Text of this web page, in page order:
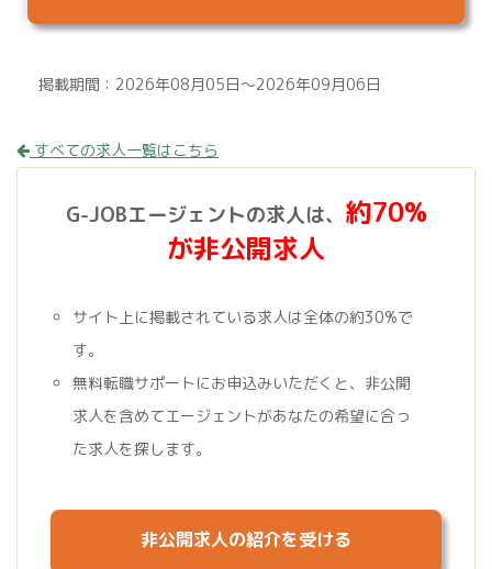
掲載期間：2026年08月05日～2026年09月06日
すべての求人一覧はこちら
G-JOBエージェントの求人は、 約70%
が非公開求人
サイト上に掲載されている求人は全体の約30%で
す。
無料転職サポートにお申込みいただくと、非公開
求人を含めてエージェントがあなたの希望に合っ
た求人を探します。
非公開求人の紹介を受ける